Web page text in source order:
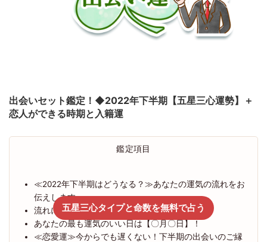
五星三心タイプと命数を無料で占う
出会いセット鑑定！◆2022年下半期【五星三心運勢】＋
恋人ができる時期と入籍運
鑑定項目
≪2022年下半期はどうなる？≫あなたの運気の流れをお
伝えします
流れに乗るのが大事！７月～12月の動き方
あなたの最も運気のいい日は【〇月〇日】！
≪恋愛運≫今からでも遅くない！下半期の出会いのご縁